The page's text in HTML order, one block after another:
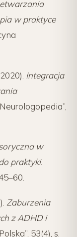
w praktyce
Integracja
„Neurologopedia”,
w
praktyki.
Zaburzenia
z ADHD i
53(4), s.